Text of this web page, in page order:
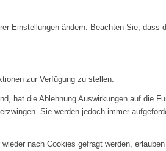
Einstellungen ändern. Beachten Sie,
zur Verfügung zu stellen.
hat die Ablehnung Auswirkungen auf die
Sie werden jedoch immer
nach Cookies gefragt werden,